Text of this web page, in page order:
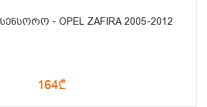
- OPEL ZAFIRA 2005-2012
164₾